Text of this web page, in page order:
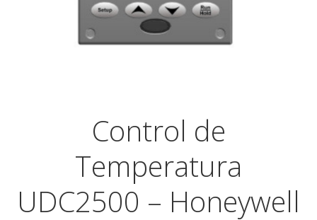
Control de
Temperatura
UDC2500 – Honeywell